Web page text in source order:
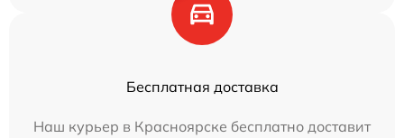
Бесплатная доставка
Наш курьер в Красноярске бесплатно доставит